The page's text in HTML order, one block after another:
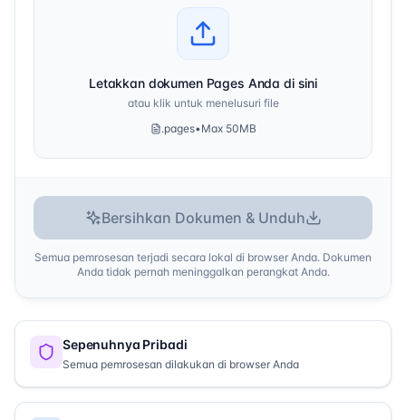
Letakkan dokumen Pages Anda di sini
atau klik untuk menelusuri file
.pages•Max 50MB
Bersihkan Dokumen & Unduh
Semua pemrosesan terjadi secara lokal di browser Anda. Dokumen
Anda tidak pernah meninggalkan perangkat Anda.
Sepenuhnya Pribadi
Semua pemrosesan dilakukan di browser Anda